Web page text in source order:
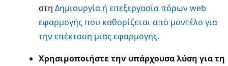
στη Δημιουργία ή επεξεργασία πόρων web
εφαρμογής που καθορίζεται από μοντέλο για
την επέκταση μιας εφαρμογής.
Χρησιμοποιήστε την υπάρχουσα λύση για τη